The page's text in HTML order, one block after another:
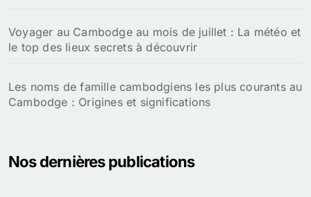
Voyager au Cambodge au mois de juillet : La météo et
le top des lieux secrets à découvrir
Les noms de famille cambodgiens les plus courants au
Cambodge : Origines et significations
Nos dernières publications